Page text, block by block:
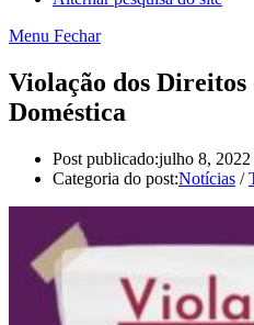
Menu Fechar
Violação dos
Doméstica
Post publicado:julho 8, 2022
Categoria do post:Notícias /